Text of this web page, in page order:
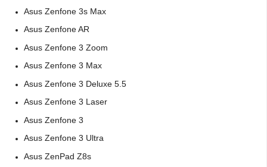
Asus Zenfone 3s Max
Asus Zenfone AR
Asus Zenfone 3 Zoom
Asus Zenfone 3 Max
Asus Zenfone 3 Deluxe 5.5
Asus Zenfone 3 Laser
Asus Zenfone 3
Asus Zenfone 3 Ultra
Asus ZenPad Z8s